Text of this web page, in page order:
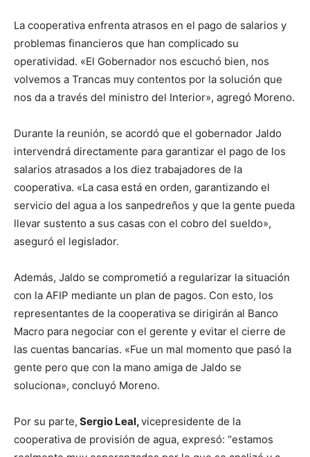
La cooperativa enfrenta atrasos en el pago de salarios y
problemas financieros que han complicado su
operatividad. «El Gobernador nos escuchó bien, nos
volvemos a Trancas muy contentos por la solución que
nos da a través del ministro del Interior», agregó Moreno.
Durante la reunión, se acordó que el gobernador Jaldo
intervendrá directamente para garantizar el pago de los
salarios atrasados a los diez trabajadores de la
cooperativa. «La casa está en orden, garantizando el
servicio del agua a los sanpedreños y que la gente pueda
llevar sustento a sus casas con el cobro del sueldo»,
aseguró el legislador.
Además, Jaldo se comprometió a regularizar la situación
con la AFIP mediante un plan de pagos. Con esto, los
representantes de la cooperativa se dirigirán al Banco
Macro para negociar con el gerente y evitar el cierre de
las cuentas bancarias. «Fue un mal momento que pasó la
gente pero que con la mano amiga de Jaldo se
soluciona», concluyó Moreno.
Por su parte, Sergio Leal,vicepresidente de la
cooperativa de provisión de agua, expresó: “estamos